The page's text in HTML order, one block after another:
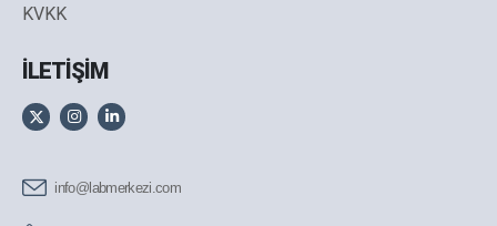
KVKK
İLETİŞİM
info@labmerkezi.com